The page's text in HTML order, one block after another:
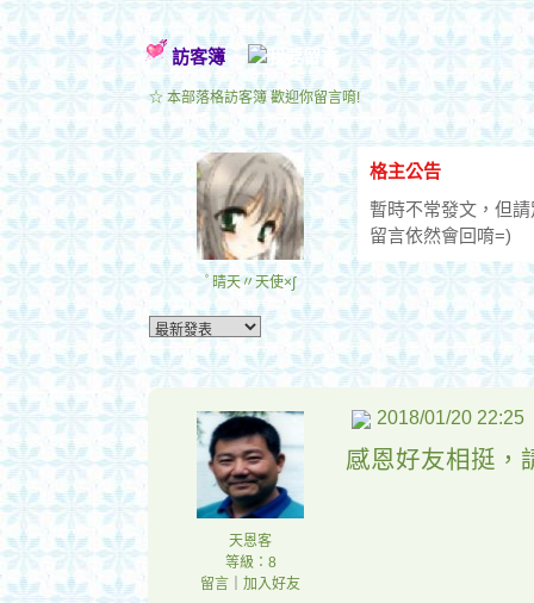
訪客簿
☆ 本部落格訪客簿 歡迎你留言唷!
ﾟ晴天〃天使×∫
格主公告
暫時不常發文，但
留言依然會回唷=)
天恩客
等級：8
留言
加入好友
2018/01/20 22:25
感恩好友相挺，